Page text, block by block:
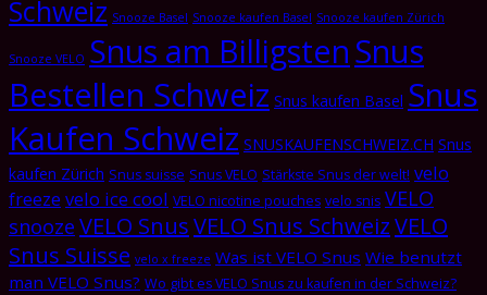
Schweiz Snooze Basel Snooze kaufen Basel Snooze kaufen Zürich
Snooze VELO Snus am BilligstenSnus
Bestellen Schweiz Snus kaufen Basel Snus
Kaufen Schweiz SNUSKAUFENSCHWEIZ.CH Snus
kaufen Zürich Snus suisse Snus VELO Stärkste Snus der welt! velo
freeze velo ice cool VELO nicotine pouches velo snis VELO
snooze VELO SnusVELO Snus SchweizVELO
Snus Suisse velo x freeze Was ist VELO Snus Wie benutzt
man VELO Snus? Wo gibt es VELO Snus zu kaufen in der Schweiz?